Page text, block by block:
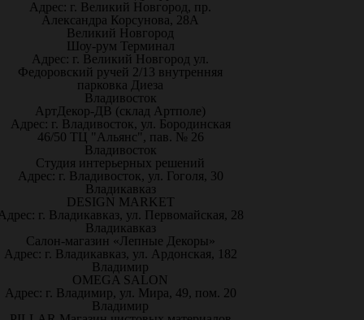
Адрес: г. Великий Новгород, пр.
Александра Корсунова, 28А
Великий Новгород
Шоу-рум Терминал
Адрес: г. Великий Новгород ул.
Федоровский ручей 2/13 внутренняя
парковка Диеза
Владивосток
АртДекор-ДВ (склад Артполе)
Адрес: г. Владивосток, ул. Бородинская
46/50 ТЦ "Альянс", пав. № 26
Владивосток
Студия интерьерных решений
Адрес: г. Владивосток, ул. Гоголя, 30
Владикавказ
DESIGN MARKET
г. Владикавказ, ул. Первомайская, 28
Владикавказ
Салон-магазин «Лепные Декоры»
Адрес: г. Владикавказ, ул. Ардонская, 182
Владимир
OMEGA SALON
Адрес: г. Владимир, ул. Мира, 49, пом. 20
Владимир